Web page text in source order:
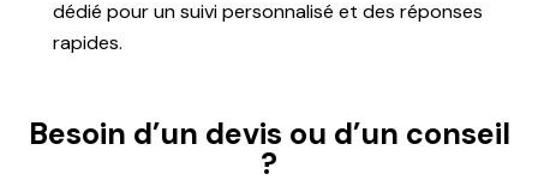
dédié pour un suivi personnalisé et des réponses
rapides.
Besoin d’un devis ou d’un conseil
?